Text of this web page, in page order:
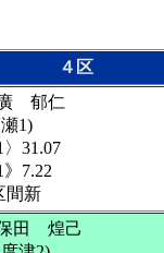
４区
郁仁
1)
〉31.07
》7.22
間新
田 煌己